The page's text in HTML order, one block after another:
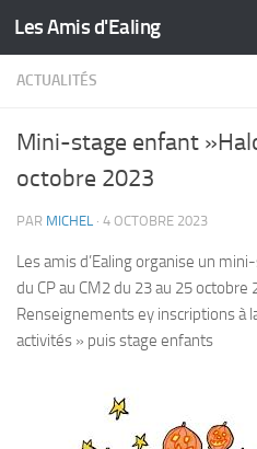
Skip to content
Les Amis d'Ealing
ACTUALITÉS
Mini-stage enfant
octobre 2023
PAR MICHEL · 4 OCTOBRE 2023
Les amis d’Ealing organise un
du CP au CM2 du 23 au 25 octobre
Renseignements ey inscriptions à
activités » puis stage enfants